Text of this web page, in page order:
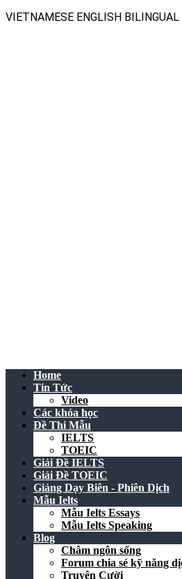
VIETNAMESE ENGLISH BILINGUAL
Home
Tin Tức
Video
Các khóa học
Đề Thi Mẫu
IELTS
TOEIC
Giải Đề IELTS
Giải Đề TOEIC
Giảng Dạy Biên - Phiên Dịch
Mẫu Ielts
Mẫu Ielts Essays
Mẫu Ielts Speaking
Blog
Châm ngôn sống
Forum chia sẻ kỹ năng
Truyện Cười